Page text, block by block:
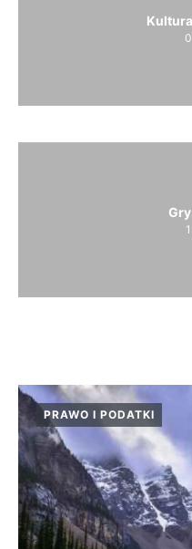
0
1
PRAWO I PODATKI